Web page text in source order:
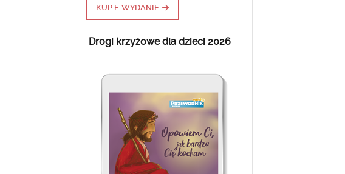
KUP E-WYDANIE
Drogi krzyżowe dla dzieci 2026